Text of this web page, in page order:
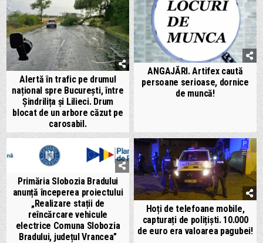
Alertă în trafic pe drumul
național spre București, între
Șindrilița și Lilieci. Drum
blocat de un arbore căzut pe
carosabil.
ANGAJĂRI. Artifex caută
persoane serioase, dornice
de muncă!
Primăria Slobozia Bradului
anunță începerea proiectului
„Realizare stații de
reîncărcare vehicule
electrice Comuna Slobozia
Bradului, județul Vrancea”
Hoți de telefoane mobile,
capturați de polițiști. 10.000
de euro era valoarea pagubei!